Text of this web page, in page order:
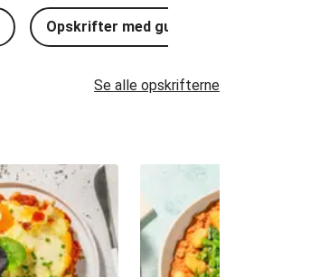
Opskrifter med gulerødder
Se alle opskrifterne